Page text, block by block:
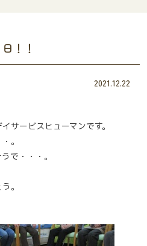
！！
2021.12.22
サービスヒューマンです。
。
で・・・。
。